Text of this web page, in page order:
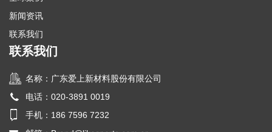
新闻资讯
联系我们
联系我们
名称：广东爱上新材料股份有限公司
电话：020-3891 0019
手机：186 7596 7232